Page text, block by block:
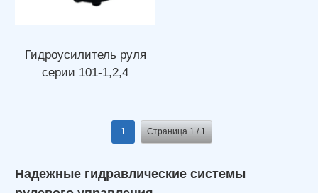
Гидроусилитель руля
серии 101-1,2,4
1 Страница 1 / 1
Надежные гидравлические системы